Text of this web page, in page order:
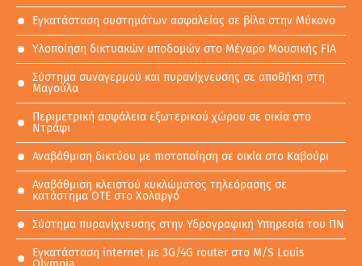
Εγκατάσταση συστημάτων ασφαλείας σε βίλα στην Μύκονο
Υλοποίηση δικτυακών υποδομών στο Μέγαρο Μουσικής FIA
Σύστημα συναγερμού και πυρανίχνευσης σε αποθήκη στη
Μαγούλα
Περιμετρική ασφάλεια εξωτερικού χώρου σε οικία στο
Ντράφι
Αναβάθμιση δικτύου με πιστοποίηση σε oικία στο Καβούρι
Αναβάθμιση κλειστού κυκλώματος τηλεόρασης σε
κατάστημα ΟΤΕ στο Χολαργό
Σύστημα πυρανίχνευσης στην Υδρογραφική Υπηρεσία του ΠΝ
Εγκατάσταση internet με 3G/4G router στο M/S Louis